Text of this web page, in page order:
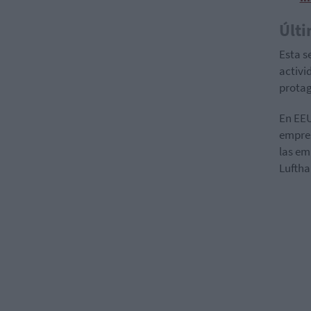
Esta
En
las